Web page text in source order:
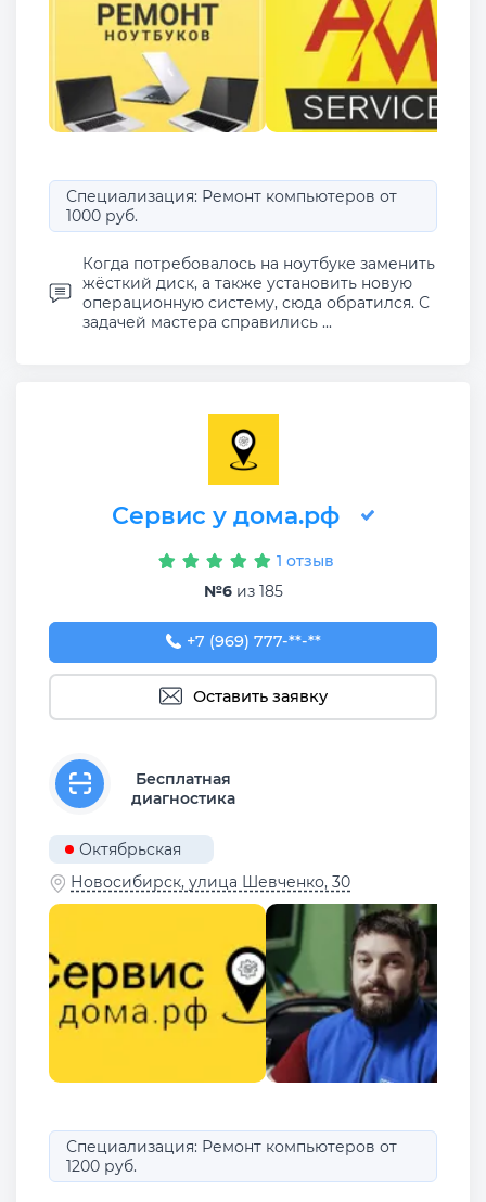
Специализация: Ремонт компьютеров от
1000 руб.
Когда потребовалось на ноутбуке заменить
жёсткий диск, а также установить новую
операционную систему, сюда обратился. С
задачей мастера справились ...
Сервис у дома.рф
1 отзыв
№6из 185
+7 (969) 777-50-55
+7 (969) 777-**-**
Оставить заявку
Бесплатная
диагностика
Октябрьская
Новосибирск, улица Шевченко, 30
Специализация: Ремонт компьютеров от
1200 руб.